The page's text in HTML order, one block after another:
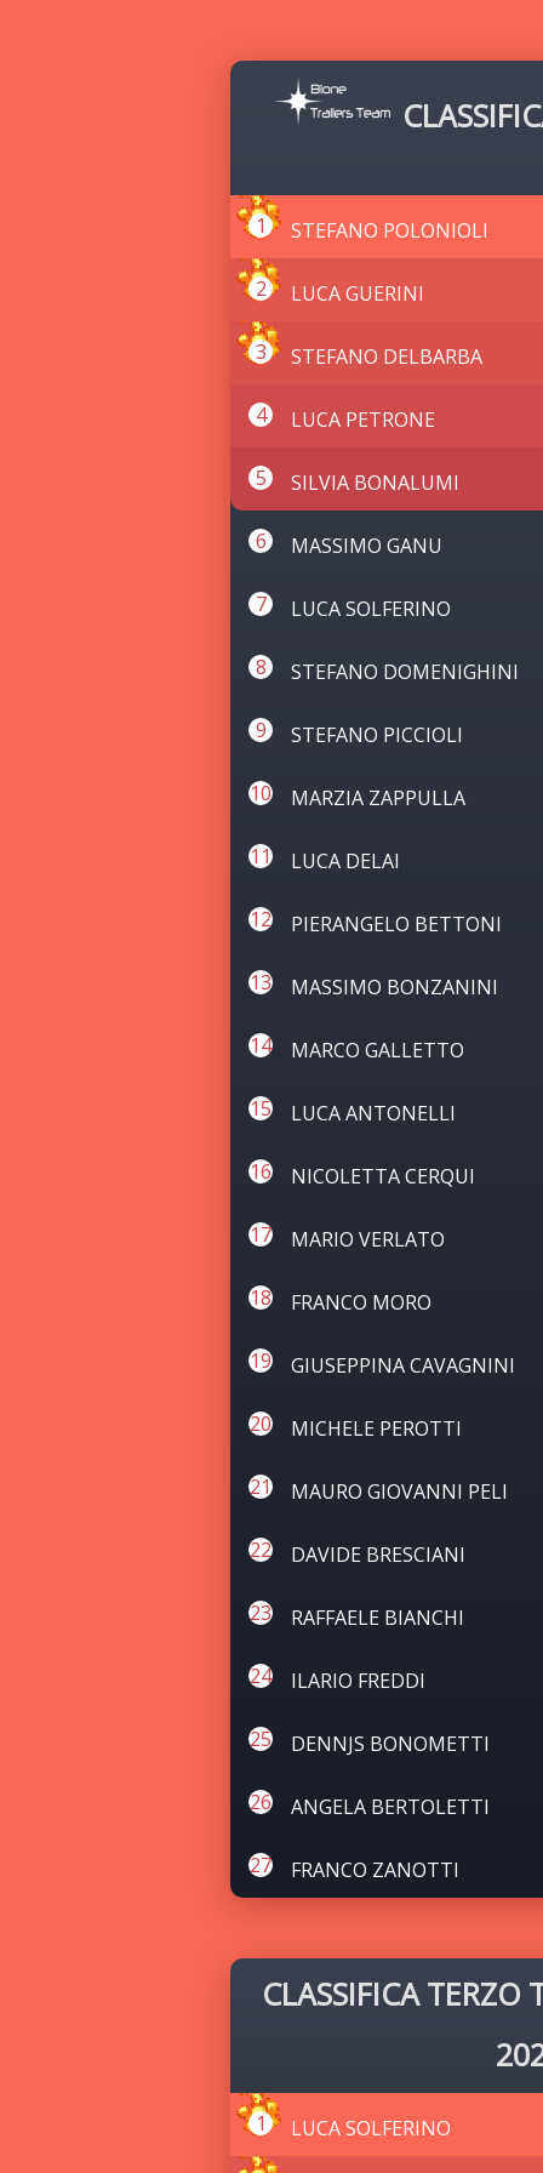
STEFANO POLONIOLI
LUCA GUERINI
STEFANO DELBARBA
LUCA PETRONE
SILVIA BONALUMI
MASSIMO GANU
LUCA SOLFERINO
STEFANO DOMENIGHINI
STEFANO PICCIOLI
MARZIA ZAPPULLA
LUCA DELAI
PIERANGELO BETTONI
MASSIMO BONZANINI
MARCO GALLETTO
LUCA ANTONELLI
NICOLETTA CERQUI
MARIO VERLATO
FRANCO MORO
GIUSEPPINA CAVAGNINI
MICHELE PEROTTI
MAURO GIOVANNI PELI
DAVIDE BRESCIANI
RAFFAELE BIANCHI
ILARIO FREDDI
DENNJS BONOMETTI
ANGELA BERTOLETTI
FRANCO ZANOTTI
CLASSIFICA
LUCA SOLFERINO